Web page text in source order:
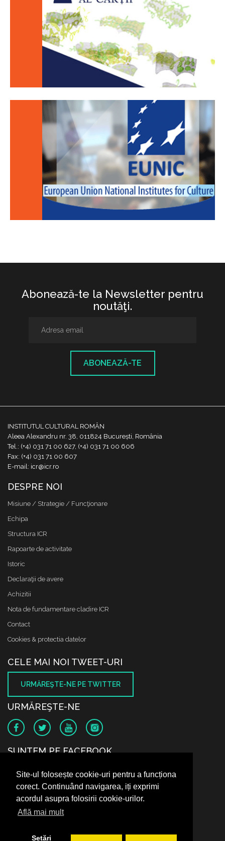
Site-ul folosește cookie-uri pentru a funcționa
corect. Continuând navigarea, iți exprimi
acordul asupra folosirii cookie-urilor.
Află mai mult
Setări
Abonează-te la Newsletter pentru
noutăţi.
ABONEAZĂ-TE
INSTITUTUL CULTURAL ROMÂN
Aleea Alexandru nr. 38, 011824 București, România
Tel.: (+4) 031 71 00 627, (+4) 031 71 00 606
Fax: (+4) 031 71 00 607
E-mail: icr@icr.ro
DESPRE NOI
Misiune / Strategie / Funcţionare
Echipa
Structura ICR
Rapoarte de activitate
Istoric
Declaraţii de avere
Achizitii
Nota de fundamentare cladire ICR
Contact
Cookies & protectia datelor
CELE MAI NOI TWEET-URI
URMĂREŞTE-NE PE TWITTER
URMĂREŞTE-NE
SUNTEM PE FACEBOOK